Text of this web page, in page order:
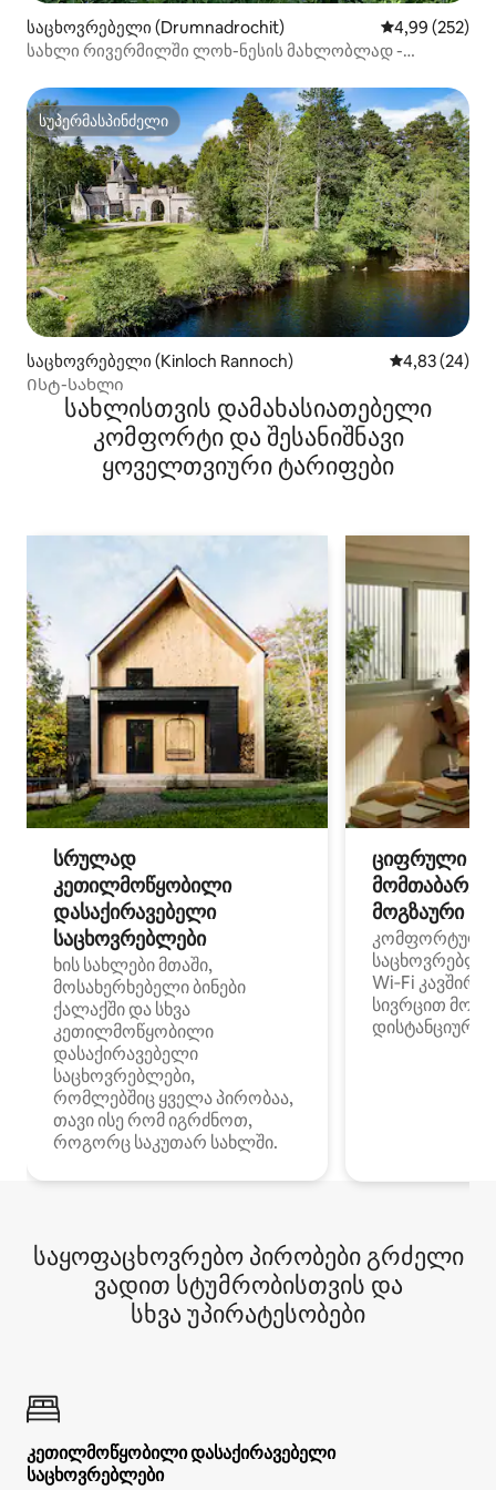
საცხოვრებელი (Drumnadrochit) საშუალო
4,99 (252)
სახლი რივერმილში ლოხ-ნესის მახლობლად -
სუპერმასპინძელი
სუპერმასპინძელი
საცხოვრებელი (Kinloch Rannoch) საშუალო
4,83 (24)
Ისტ-სახლი
სახლისთვის დამახასიათებელი
კომფორტი და შესანიშნავი
ყოველთვიური ტარიფები
სრულად
კეთილმოწყობილი
დასაქირავებელი
საცხოვრებლები
ხის სახლები მთაში,
მოსახერხებელი ბინები
ქალაქში და სხვა
კეთილმოწყობილი
დასაქირავებელი
საცხოვრებლები,
რომლებშიც ყველა პირობაა,
თავი ისე რომ იგრძნოთ,
როგორც საკუთარ სახლში.
ციფრული
მოგზაური
კომფორტული
Wi‑Fi
სივრცით
დისტანციური
საყოფაცხოვრებო პირობები გრძელი
ვადით სტუმრობისთვის და
სხვა უპირატესობები
კეთილმოწყობილი დასაქირავებელი
საცხოვრებლები